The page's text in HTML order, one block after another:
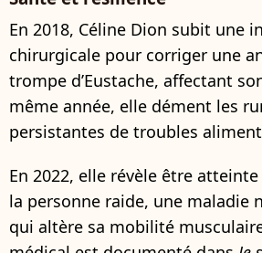
En 2018, Céline Dion subit une
chirurgicale pour corriger une
trompe d’Eustache, affectant
même année, elle dément les
persistantes de troubles
En 2022, elle révèle être
la personne raide, une maladie
qui altère sa mobilité